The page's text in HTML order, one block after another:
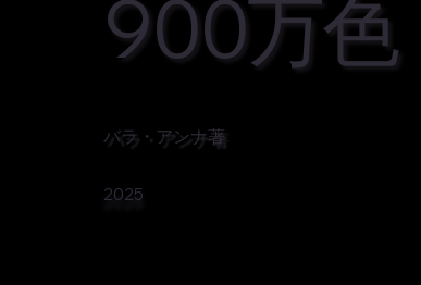
2025
バラ・アンナ著
900万色